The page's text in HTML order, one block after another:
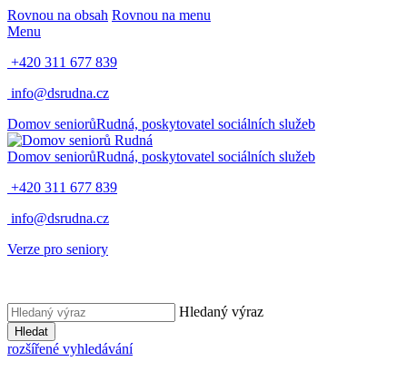
Rovnou na obsah Rovnou na menu
Menu
+420 311 677 839
info@dsrudna.cz
Domov seniorůRudná, poskytovatel sociálních služeb
Domov seniorůRudná, poskytovatel sociálních služeb
+420 311 677 839
info@dsrudna.cz
Verze pro seniory
Hledaný výraz
Hledat
rozšířené vyhledávání